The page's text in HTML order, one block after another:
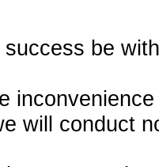
be
will conduct